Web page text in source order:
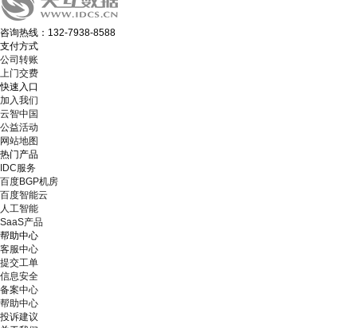
咨询热线：132-7938-8588
支付方式
公司转账
上门交费
快速入口
加入我们
云智中国
公益活动
网站地图
热门产品
IDC服务
百度BGP机房
百度智能云
人工智能
SaaS产品
帮助中心
客服中心
提交工单
信息安全
备案中心
帮助中心
投诉建议